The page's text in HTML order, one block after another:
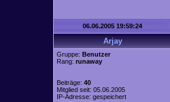
06.06.2005 19:59:24
Arjay
Gruppe: Benutzer
Rang: runaway
Beiträge: 40
Mitglied seit: 05.06.2005
IP-Adresse: gespeichert